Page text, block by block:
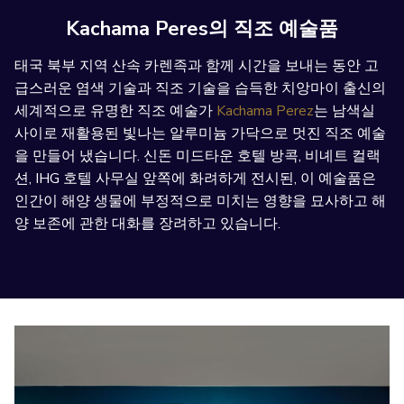
Kachama Peres의 직조 예술품
태국 북부 지역 산속 카렌족과 함께 시간을 보내는 동안 고
급스러운 염색 기술과 직조 기술을 습득한 치앙마이 출신의
세계적으로 유명한 직조 예술가 Kachama Perez는 남색실
사이로 재활용된 빛나는 알루미늄 가닥으로 멋진 직조 예술
을 만들어 냈습니다. 신돈 미드타운 호텔 방콕, 비녜트 컬랙
션, IHG 호텔 사무실 앞쪽에 화려하게 전시된, 이 예술품은
인간이 해양 생물에 부정적으로 미치는 영향을 묘사하고 해
양 보존에 관한 대화를 장려하고 있습니다.
following
links
will
update
the
content
above